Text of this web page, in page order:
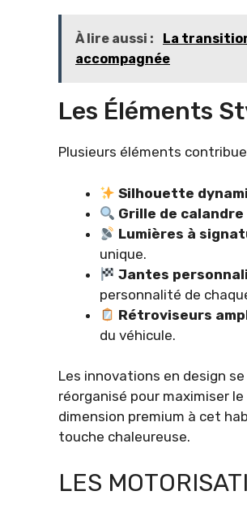
À lire aussi :
La
accompagnée
Les Éléments
Plusieurs éléments
Silhouette
Grille de calandre
Lumières à
unique.
Jantes
personnalité de
Rétroviseurs
du véhicule.
Les innovations en design
réorganisé pour maximiser
dimension premium à cet
touche chaleureuse.
LES